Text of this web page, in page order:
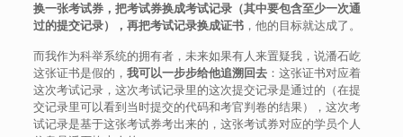
换一张考试券，把考试券换成考试记录（其中要包含至少一次通
过的提交记录），再把考试记录换成证书，他的目标就达成了。
而我作为科举系统的拥有者，未来如果有人来置疑我，说潘石屹
这张证书是假的， 我可以一步步给他追溯回去：这张证书对应着
这次考试记录，这次考试记录里的这次提交记录是通过的（在提
交记录里可以看到当时提交的代码和考官判卷的结果），这次考
试记录是基于这张考试券考出来的，这张考试券对应的学员个人